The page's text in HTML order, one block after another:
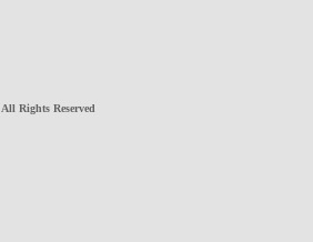
Rights Reserved